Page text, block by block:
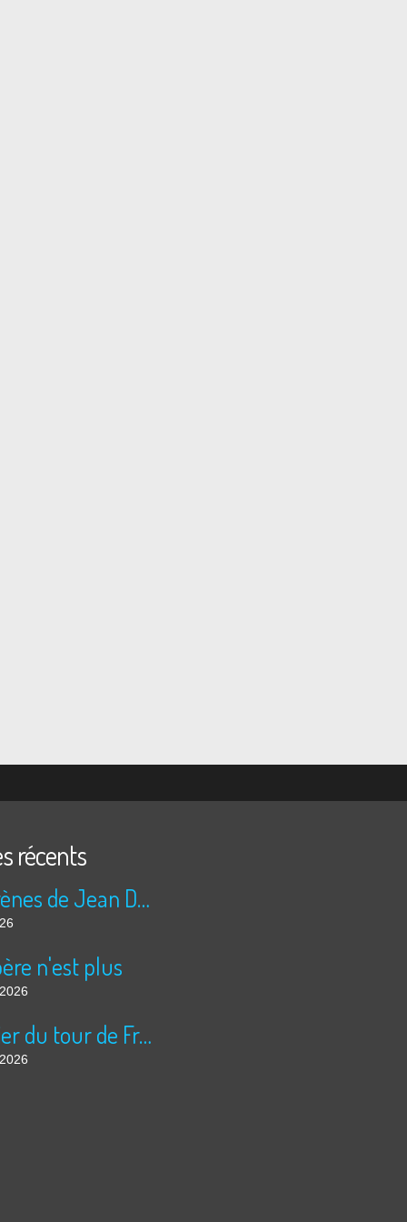
récents
Les sirènes de Jean Duranel
n'est plus
Courrier du tour de France